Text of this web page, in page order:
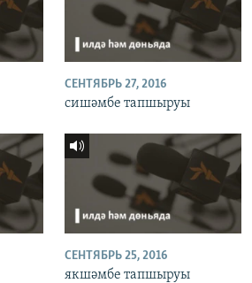
СЕНТЯБРЬ 27, 2016
сишәмбе тапшыруы
СЕНТЯБРЬ 25, 2016
якшәмбе тапшыруы